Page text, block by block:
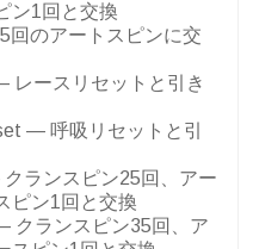
ン1回と交換
のアートスピンに交
ースリセットと引き
— 呼吸リセットと引
ランスピン25回、アー
ピン1回と交換
クランスピン35回、ア